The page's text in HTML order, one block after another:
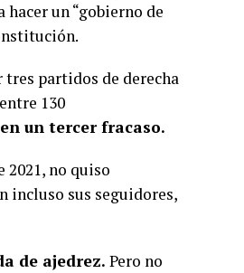
un “gobierno de
tres partidos de derecha
130
un tercer fracaso.
no quiso
incluso sus seguidores,
de ajedrez. Pero no